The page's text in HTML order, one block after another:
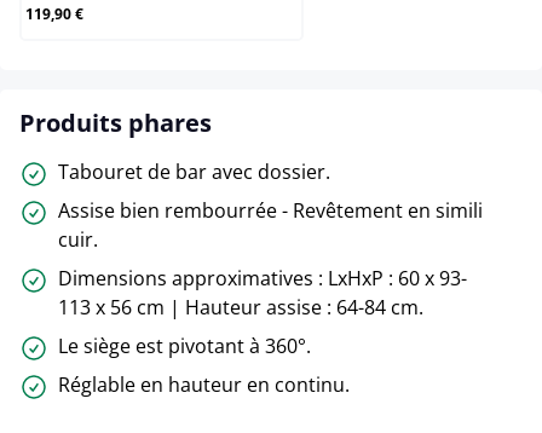
119,90 €
Produits phares
Tabouret de bar avec dossier.
Assise bien rembourrée - Revêtement en simili
cuir.
Dimensions approximatives : LxHxP : 60 x 93-
113 x 56 cm | Hauteur assise : 64-84 cm.
Le siège est pivotant à 360°.
Réglable en hauteur en continu.